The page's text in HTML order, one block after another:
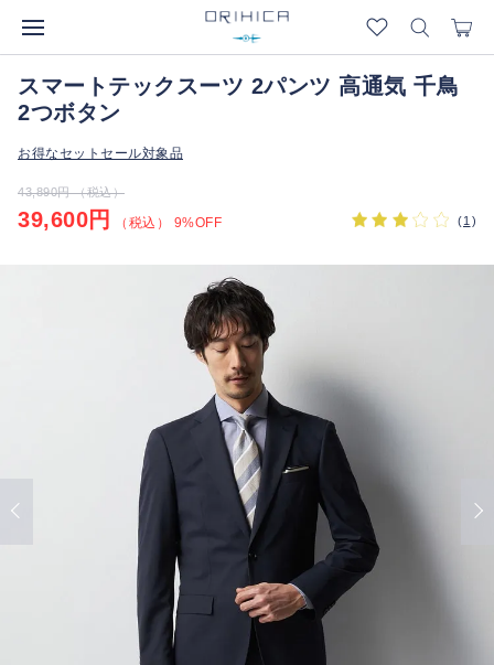
スマートテックスーツ 2パンツ 高通気 千鳥
2つボタン
お得なセットセール対象品
43,890円 （税込）
39,600円 （税込） 9%OFF (1 )